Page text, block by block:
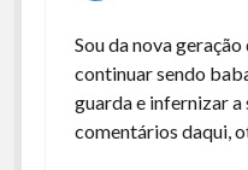
Sou da nova
continuar sendo
guarda e infernizar a
comentários daqui,